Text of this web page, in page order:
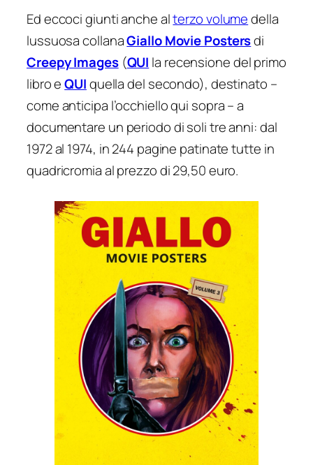
Ed eccoci giunti anche alterzo volumedella
lussuosa collanaGiallo Movie Postersdi
Creepy Images(QUI la recensione del primo
libro e QUIquella del secondo), destinato –
come anticipa l’occhiello qui sopra – a
documentare un periodo di soli tre anni: dal
1972 al 1974, in 244 pagine patinate tutte in
quadricromia al prezzo di 29,50 euro.